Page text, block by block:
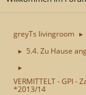
greyTs livingroom ►
► 5.4. Zu Hause
►
VERMITTELT - GPI -
*2013/14